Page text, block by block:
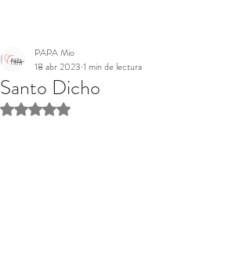
Santo Dicho
PAPA Mio
18 abr 2023 1 min de lectura
Obtuvo NaN de 5 estrellas.